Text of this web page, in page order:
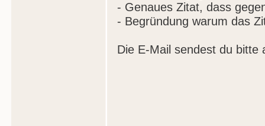
- Genaues Zitat, dass
- Begründung warum das
Die E-Mail sendest du bitte